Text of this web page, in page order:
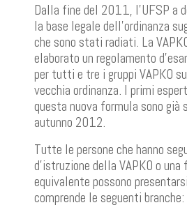
Dalla fine del 2011, l’UFSP a
la base legale dell’ordinanza
che sono stati radiati. La
elaborato un regolamento
per tutti e tre i gruppi VAPKO
vecchia ordinanza. I primi
questa nuova formula sono
autunno 2012.
Tutte le persone che hanno
d’istruzione della VAPKO o una
equivalente possono
comprende le seguenti branche: